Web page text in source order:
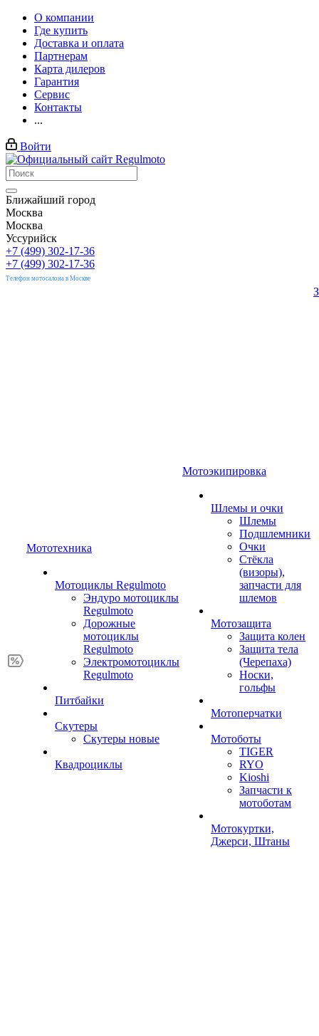
О компании
Где купить
Доставка и оплата
Партнерам
Карта дилеров
Гарантия
Сервис
Контакты
...
Войти
Ближайший город
Москва
Москва
Уссурийск
+7 (499) 302-17-36
+7 (499) 302-17-36
Телефон мотосалона в Москве
Мототехника
Мотоциклы Regulmoto
Эндуро мотоциклы
Regulmoto
Дорожные
мотоциклы
Regulmoto
Электромотоциклы
Regulmoto
Питбайки
Скутеры
Скутеры новые
Квадроциклы
Мотоэкипировка
Шлемы и очки
Шлемы
Подшлемники
Очки
Стёкла
(визоры),
запчасти для
шлемов
Мотозащита
Защита колен
Защита тела
(Черепаха)
Носки,
гольфы
Мотоперчатки
Мотоботы
TIGER
RYO
Kioshi
Запчасти к
мотоботам
Мотокуртки,
Джерси, Штаны